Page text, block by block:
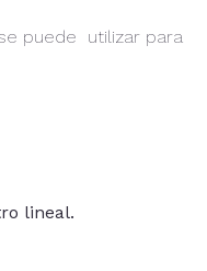
puede utilizar para
lineal.